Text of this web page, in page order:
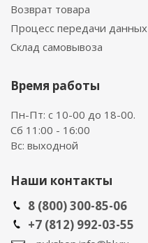
Возврат товара
Процесс передачи данных
Склад самовывоза
Время работы
Пн-Пт: с 10-00 до 18-00.
Сб 11:00 - 16:00
Вс: выходной
Наши контакты
8 (800) 300-85-06
+7 (812) 992-03-55